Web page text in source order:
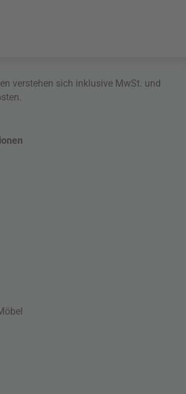
verstehen sich inklusive MwSt. und
.